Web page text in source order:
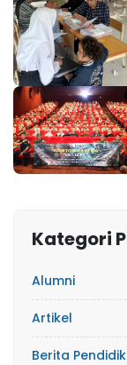
Kategori
Alumni
Artikel
Berita